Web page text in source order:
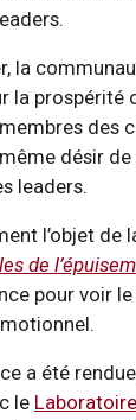
la
la prospérité
des
désir
leaders.
l’objet
de
pour voir
a été
le